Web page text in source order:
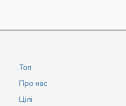
Топ
Про нас
Цiлi